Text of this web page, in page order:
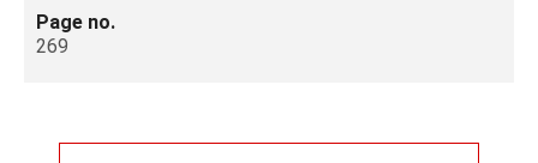
Page no.
269